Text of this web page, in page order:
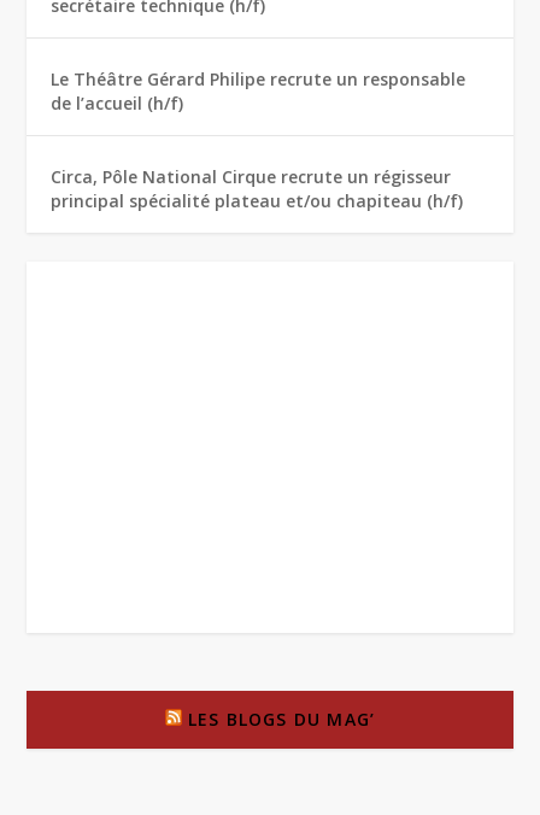
secrétaire technique (h/f)
Le Théâtre Gérard Philipe recrute un responsable
de l’accueil (h/f)
Circa, Pôle National Cirque recrute un régisseur
principal spécialité plateau et/ou chapiteau (h/f)
LES BLOGS DU MAG’